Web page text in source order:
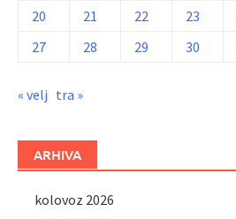
20
21 22 23
27
28 29 30
« velj tra »
ARHIVA
kolovoz 2026